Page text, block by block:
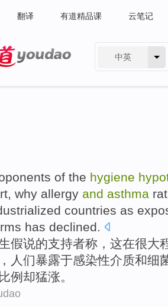
翻译 有道精品课 云笔记
中英
of the hygiene
, why allergy and asthma
countries as
has declined.
假说的支持者称 ， 这在很大
， 人们暴露于感染性介质和细
比例 却猛涨。